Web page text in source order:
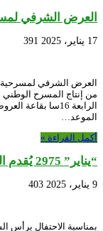
العرض الشرفي
17 يناير، 2025 391
العرض الشرفي
الرابعة 16سا
الموعد…
أكمل القراءة »
“يناير” 2975 يُقدم المسرح الوطني الجزائري برنامجًا ثقافيًا
9 يناير، 2025 403